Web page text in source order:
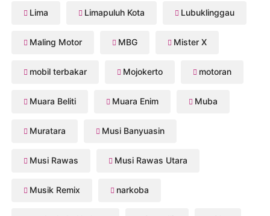
Lima Limapuluh Kota Lubuklinggau
Maling Motor MBG Mister X
mobil terbakar Mojokerto motoran
Muara Beliti Muara Enim Muba
Muratara Musi Banyuasin
Musi Rawas Musi Rawas Utara
Musik Remix narkoba